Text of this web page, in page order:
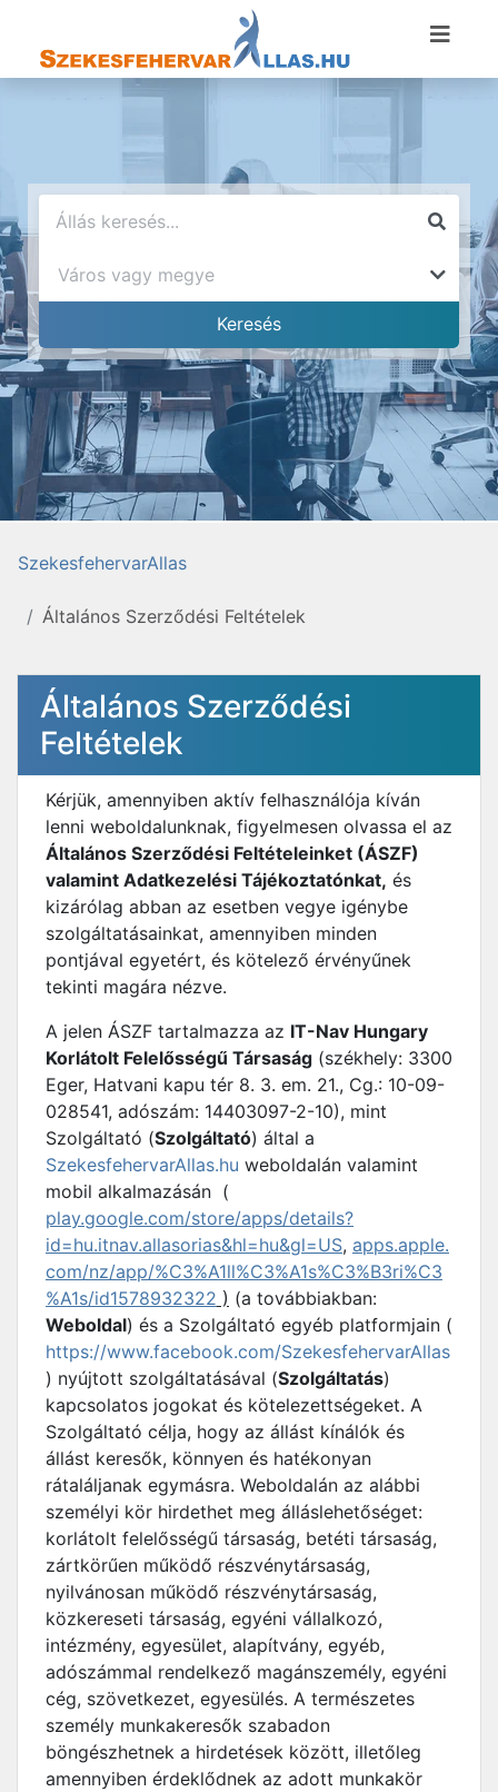
SzekesfehervarAllas
Általános Szerződési Feltételek
Általános Szerződési
Feltételek
Kérjük, amennyiben aktív felhasználója kíván
lenni weboldalunknak, figyelmesen olvassa el az
Általános Szerződési Feltételeinket (ÁSZF)
valamint Adatkezelési Tájékoztatónkat, és
kizárólag abban az esetben vegye igénybe
szolgáltatásainkat, amennyiben minden
pontjával egyetért, és kötelező érvényűnek
tekinti magára nézve.
A jelen ÁSZF tartalmazza az IT-Nav Hungary
Korlátolt Felelősségű Társaság (székhely: 3300
Eger, Hatvani kapu tér 8. 3. em. 21., Cg.: 10-09-
028541, adószám: 14403097-2-10), mint
Szolgáltató (Szolgáltató) által a
SzekesfehervarAllas.hu weboldalán valamint
mobil alkalmazásán (
play.google.com/store/apps/details?
id=hu.itnav.allasorias&hl=hu&gl=US, apps.apple.
com/nz/app/%C3%A1ll%C3%A1s%C3%B3ri%C3
%A1s/id1578932322 ) (a továbbiakban:
Weboldal) és a Szolgáltató egyéb platformjain (
https://www.facebook.com/SzekesfehervarAllas
) nyújtott szolgáltatásával (Szolgáltatás)
kapcsolatos jogokat és kötelezettségeket. A
Szolgáltató célja, hogy az állást kínálók és
állást keresők, könnyen és hatékonyan
rátaláljanak egymásra. Weboldalán az alábbi
személyi kör hirdethet meg álláslehetőséget:
korlátolt felelősségű társaság, betéti társaság,
zártkörűen működő részvénytársaság,
nyilvánosan működő részvénytársaság,
közkereseti társaság, egyéni vállalkozó,
intézmény, egyesület, alapítvány, egyéb,
adószámmal rendelkező magánszemély, egyéni
cég, szövetkezet, egyesülés. A természetes
személy munkakeresők szabadon
böngészhetnek a hirdetések között, illetőleg
amennyiben érdeklődnek az adott munkakör